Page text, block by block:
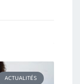
ACTUALITÉS